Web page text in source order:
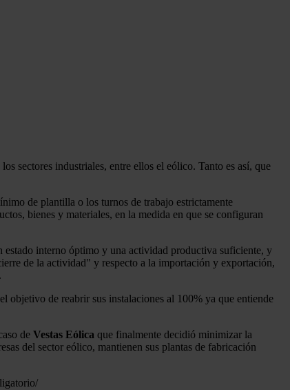
sectores industriales, entre ellos el eólico. Tanto es así, que
de plantilla o los turnos de trabajo estrictamente
bienes y materiales, en la medida en que se configuran
estado interno óptimo y una actividad productiva suficiente, y
de la actividad" y respecto a la importación y exportación,
objetivo de reabrir sus instalaciones al 100% ya que entiende
de Vestas Eólica que finalmente decidió minimizar la
del sector eólico, mantienen sus plantas de fabricación